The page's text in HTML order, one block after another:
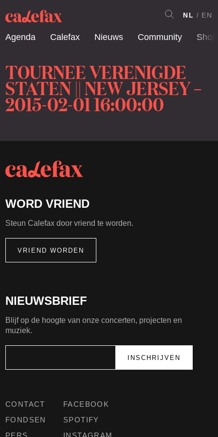
Agenda Calefax Nieuws Community Shop
NL EN
TOURNEE VERENIGDE
STATEN || NEW JERSEY –
2015-02-01 16:00:00
CONTACT
FONDSEN
PERS
FACEBOOK
SPOTIFY
INSTAGRAM
NIEUWSBRIEF
Blijf op de hoogte van onze concerten, projecten en
muziek.
WORD VRIEND
Steun Calefax door vriend te worden.
VRIEND WORDEN